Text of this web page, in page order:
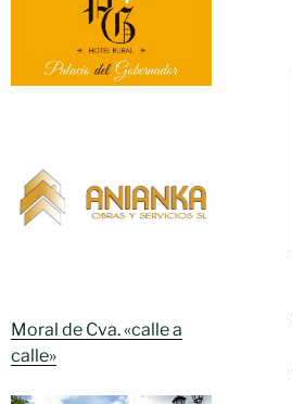
Moral de Cva. «calle a
calle»